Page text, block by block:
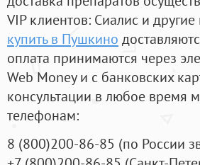
VIP клиентов: Сиалис и
купить в Пушкино
оплата принимаются через
Web Money и с банковских
консультации в любое время
телефонам:
8 (800)200-86-85 (по России